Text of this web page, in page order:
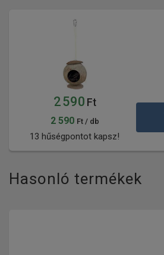
2 590 Ft
2 590 Ft / db
13 hűségpontot kapsz!
Hasonló termékek